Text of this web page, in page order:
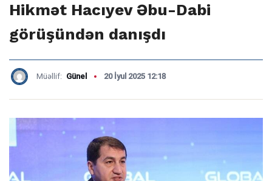
Hikmət Hacıyev Əbu-Dabi
görüşündən danışdı
Müəllif: Günel 20 İyul 2025 12:18